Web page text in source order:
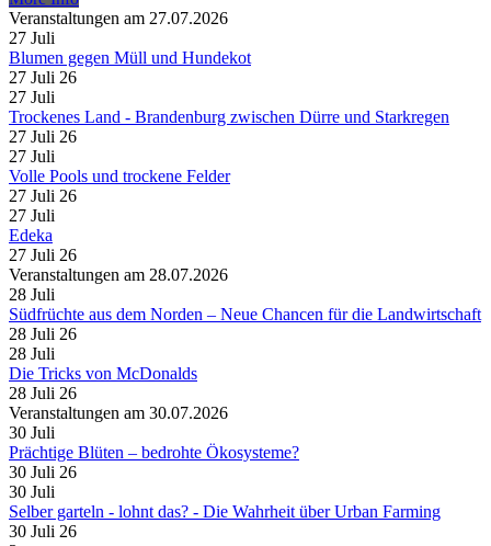
Veranstaltungen am 27.07.2026
27 Juli
Blumen gegen Müll und Hundekot
27 Juli 26
27 Juli
Trockenes Land - Brandenburg zwischen Dürre und Starkregen
27 Juli 26
27 Juli
Volle Pools und trockene Felder
27 Juli 26
27 Juli
Edeka
27 Juli 26
Veranstaltungen am 28.07.2026
28 Juli
Südfrüchte aus dem Norden – Neue Chancen für die Landwirtschaft
28 Juli 26
28 Juli
Die Tricks von McDonalds
28 Juli 26
Veranstaltungen am 30.07.2026
30 Juli
Prächtige Blüten – bedrohte Ökosysteme?
30 Juli 26
30 Juli
Selber garteln - lohnt das? - Die Wahrheit über Urban Farming
30 Juli 26